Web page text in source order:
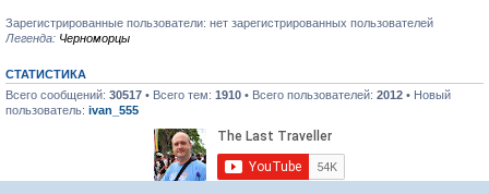
Зарегистрированные пользователи: нет зарегистрированных пользователей
Легенда: Черноморцы
СТАТИСТИКА
Всего сообщений: 30517 • Всего тем: 1910 • Всего пользователей: 2012 • Новый
пользователь: ivan_555